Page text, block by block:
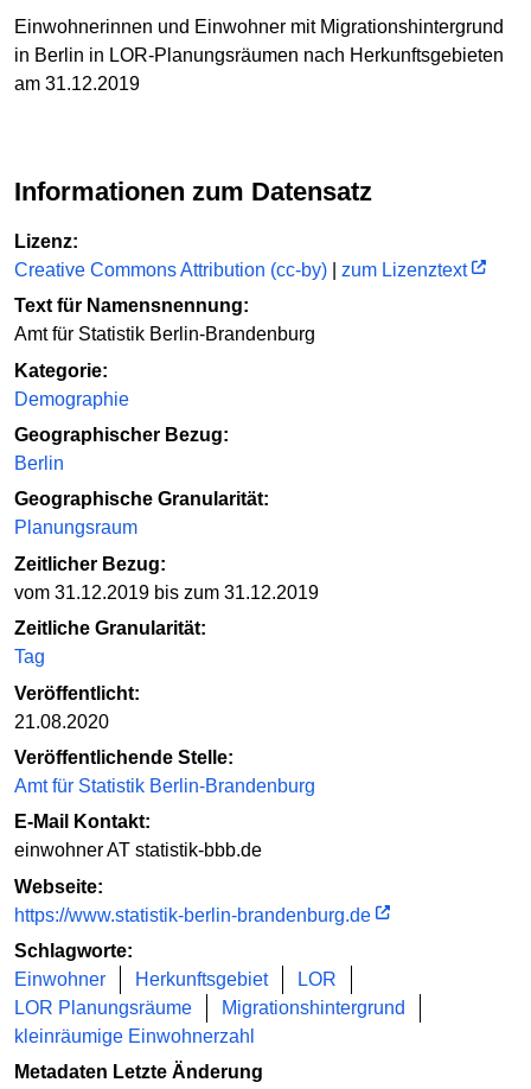
Einwohnerinnen und Einwohner mit Migrationshintergrund
in Berlin in LOR-Planungsräumen nach Herkunftsgebieten
am 31.12.2019
Informationen zum Datensatz
Lizenz:
Creative Commons Attribution (cc-by)
zum Lizenztext
Text für Namensnennung:
Amt für Statistik Berlin-Brandenburg
Kategorie:
Demographie
Geographischer Bezug:
Berlin
Geographische Granularität:
Planungsraum
Zeitlicher Bezug:
vom 31.12.2019 bis zum 31.12.2019
Zeitliche Granularität:
Tag
Veröffentlicht:
21.08.2020
Veröffentlichende Stelle:
Amt für Statistik Berlin-Brandenburg
E-Mail Kontakt:
einwohner AT statistik-bbb.de
Webseite:
https://www.statistik-berlin-brandenburg.de
Schlagworte:
Einwohner
Herkunftsgebiet
LOR
LOR Planungsräume
Migrationshintergrund
kleinräumige Einwohnerzahl
Metadaten Letzte Änderung